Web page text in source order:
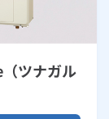
ツナガル